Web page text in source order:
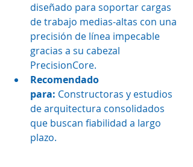
diseñado para soportar cargas
de trabajo medias-altas con una
precisión de línea impecable
gracias a su cabezal
PrecisionCore.
Recomendado
para: Constructoras y estudios
de arquitectura consolidados
que buscan fiabilidad a largo
plazo.